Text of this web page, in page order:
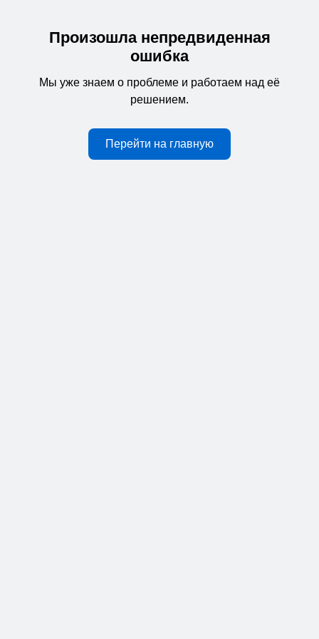
Произошла непредвиденная
ошибка
Мы уже знаем о проблеме и работаем над её
решением.
Перейти на главную